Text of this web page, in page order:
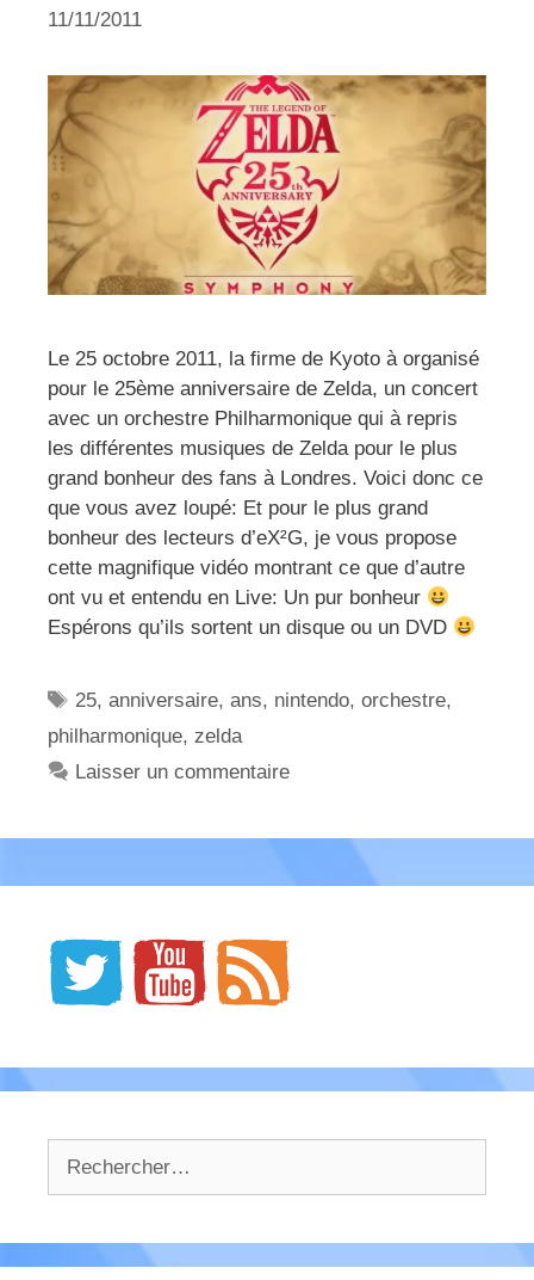
11/11/2011
Le 25 octobre 2011, la firme de Kyoto à organisé
pour le 25ème anniversaire de Zelda, un concert
avec un orchestre Philharmonique qui à repris
les différentes musiques de Zelda pour le plus
grand bonheur des fans à Londres. Voici donc ce
que vous avez loupé: Et pour le plus grand
bonheur des lecteurs d’eX²G, je vous propose
cette magnifique vidéo montrant ce que d’autre
ont vu et entendu en Live: Un pur bonheur
Espérons qu’ils sortent un disque ou un DVD
Étiquettes
25,anniversaire,ans, nintendo,orchestre,
philharmonique, zelda
Laisser un commentaire